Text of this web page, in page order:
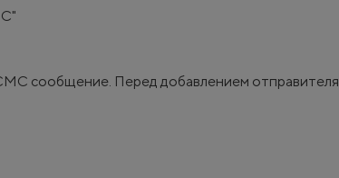
сообщение. Перед добавлением